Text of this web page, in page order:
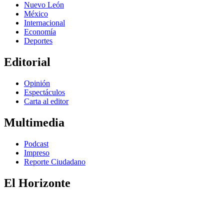
Nuevo León
México
Internacional
Economía
Deportes
Editorial
Opinión
Espectáculos
Carta al editor
Multimedia
Podcast
Impreso
Reporte Ciudadano
El Horizonte